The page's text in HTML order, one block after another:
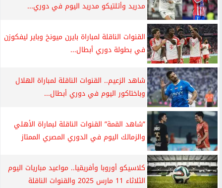
مدريد وأتلتيكو مدريد اليوم في دوري...
القنوات الناقلة لمباراة بايرن ميونخ وباير ليفكوزن
في بطولة دوري أبطال...
شاهد الزعيم.. القنوات الناقلة لمباراة الهلال
وباختاكور اليوم في دوري أبطال...
”شاهد القمة” القنوات الناقلة لبماراة الأهلي
والزمالك اليوم في الدوري المصري الممتاز
كلاسيكو أوروبا وأفريقيا.. مواعيد مباريات اليوم
الثلاثاء 11 مارس 2025 والقنوات الناقلة